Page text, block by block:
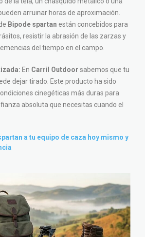
arruinar horas de aproximación.
Bipode spartan están concebidos para
resistir la abrasión de las zarzas y
del tiempo en el campo.
En Carril Outdoor sabemos que tu
dejar tirado. Este producto ha sido
cinegéticas más duras para
absoluta que necesitas cuando el
a tu equipo de caza hoy mismo y